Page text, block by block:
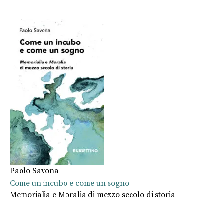
Paolo Savona
Come un incubo e come un sogno
Memorialia e Moralia di mezzo secolo di storia